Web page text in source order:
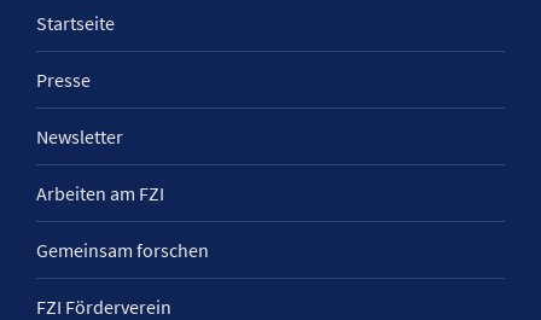
Startseite
Presse
Newsletter
Arbeiten am FZI
Gemeinsam forschen
FZI Förderverein